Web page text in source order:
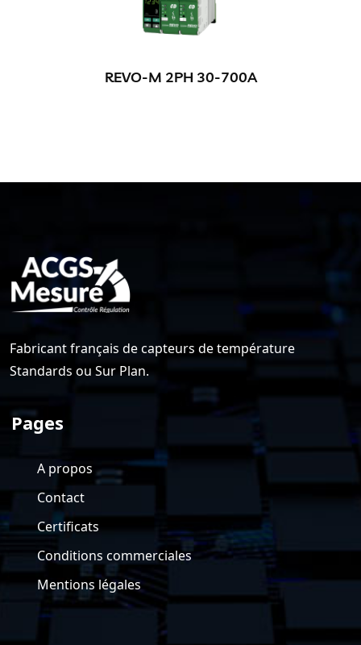
REVO-M 2PH 30-700A
Fabricant français de capteurs de température
Standards ou Sur Plan.
Pages
A propos
Contact
Certificats
Conditions commerciales
Mentions légales